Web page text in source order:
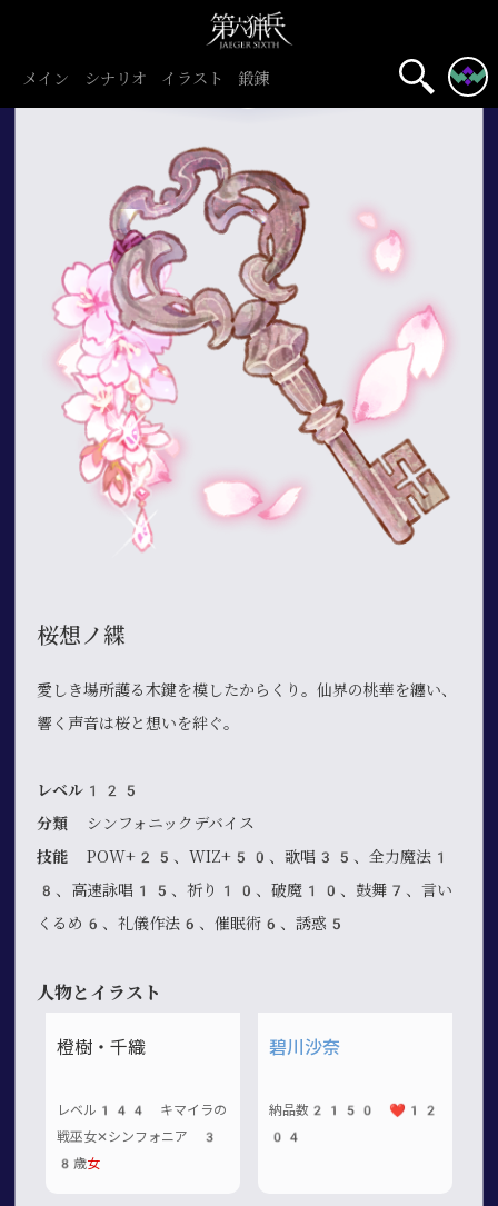
メイン シナリオ イラスト 鍛錬
桜想ノ緤
愛しき場所護る木鍵を模したからくり。仙界の桃華を纏い、
響く声音は桜と想いを絆ぐ。
レベル125
分類 シンフォニックデバイス
技能 POW+25、WIZ+50、歌唱35、全力魔法1
8、高速詠唱15、祈り10、破魔10、鼓舞7、言い
くるめ6、礼儀作法6、催眠術6、誘惑5
人物とイラスト
橙樹・千織
レベル144 キマイラの
戦巫女✕シンフォニア 3
8歳女
碧川沙奈
納品数2150 ❤️12
04